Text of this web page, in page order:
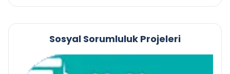
Sosyal Sorumluluk Projeleri